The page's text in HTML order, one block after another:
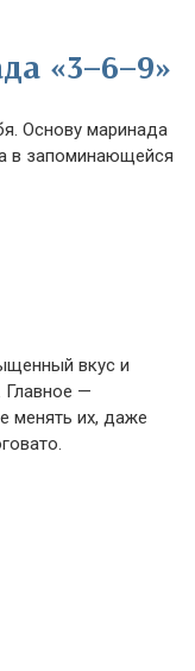
«3–6–9»
Основу маринада
в запоминающейся
вкус и
Главное —
менять их, даже